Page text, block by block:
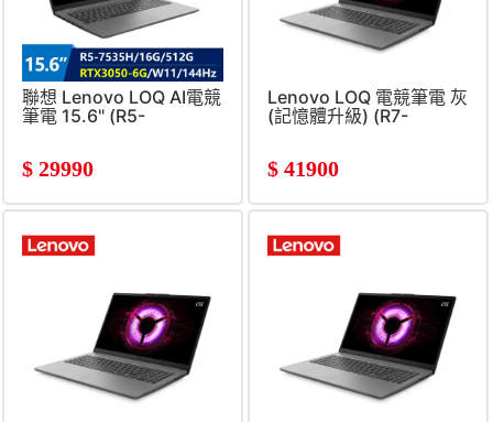
聯想 Lenovo LOQ AI電競
筆電 15.6" (R5-
$ 29990
Lenovo LOQ 電競筆電 灰
(記憶體升級) (R7-
$ 41900